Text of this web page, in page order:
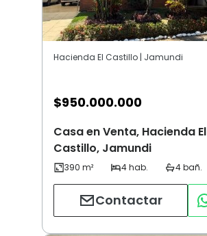
Hacienda El Castillo | Jamundi
$950.000.000
Casa en Venta, Hacienda El
Castillo, Jamundi
Contactar